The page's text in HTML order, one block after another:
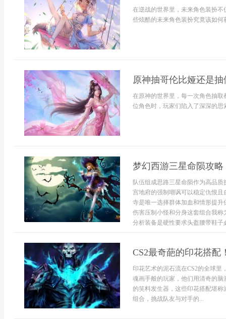
在逆战的世界里，未来角色装扮
些炫酷的未来角色装扮究竟该如
原神抽哥伦比娅还是
在原神的世界里，每一次角色抽
位角色时，玩家们陷入了深深的思
梦幻西游三星命陨攻略
队伍组成思路三星命陨作为高品
宫地府的强制嘲讽可以稳定仇恨
寺是唯一选择群体加血和情形提
伤害压制小怪和分身这套组合我
分析装备是硬性要求头盔腰带鞋子
CS2最奇葩的印花搭配
印花艺术的泥石流在CS2的全球
魂画手般的玩家，他们用清奇的
的笑料发生器，这些印花搭配堪
组合，挑战队友与对手的...